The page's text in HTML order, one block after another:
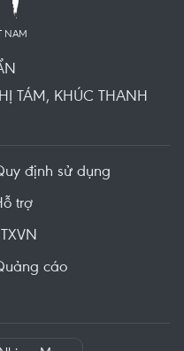
NAM
TÁM, KHÚC THANH
định sử dụng
trợ
cáo